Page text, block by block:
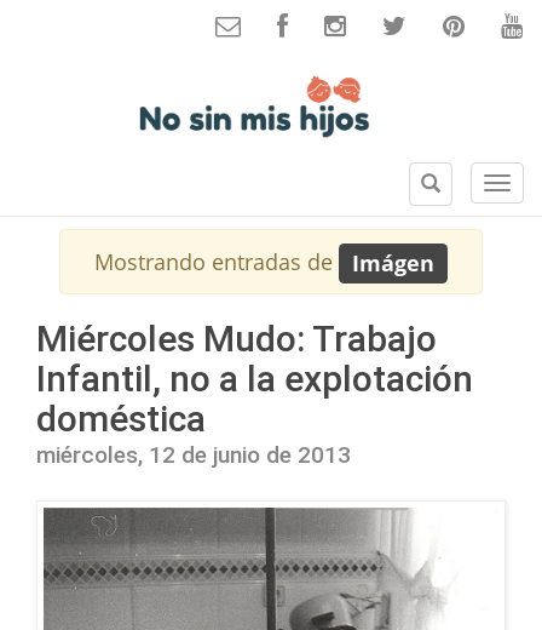
S
e
B
u
s
c
a
Mostrando entradas de Imágen
Miércoles Mudo: Trabajo
Infantil, no a la explotación
doméstica
miércoles, 12 de junio de 2013